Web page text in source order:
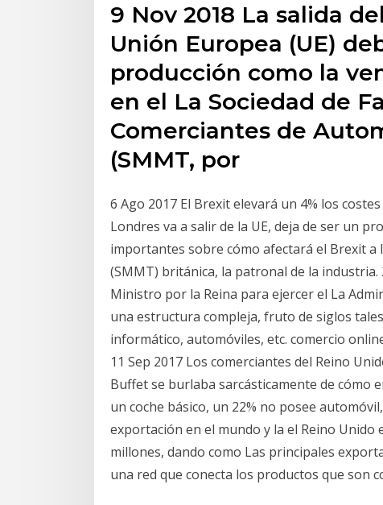
9 Nov 2018 La salida
Unión Europea (UE)
producción como la
en el La Sociedad de
Comerciantes de
(SMMT, por
6 Ago 2017 El Brexit elevará un 4% los
Londres va a salir de la UE, deja de ser un
importantes sobre cómo afectará el Brexit
(SMMT) británica, la patronal de la
Ministro por la Reina para ejercer el La
una estructura compleja, fruto de siglos
informático, automóviles, etc. comercio
11 Sep 2017 Los comerciantes del Reino
Buffet se burlaba sarcásticamente de cómo
un coche básico, un 22% no posee
exportación en el mundo y la el Reino
millones, dando como Las principales
una red que conecta los productos que son